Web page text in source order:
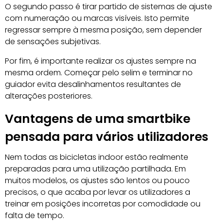
O segundo passo é tirar partido de sistemas de ajuste
com numeração ou marcas visíveis. Isto permite
regressar sempre à mesma posição, sem depender
de sensações subjetivas.
Por fim, é importante realizar os ajustes sempre na
mesma ordem. Começar pelo selim e terminar no
guiador evita desalinhamentos resultantes de
alterações posteriores.
Vantagens de uma smartbike
pensada para vários utilizadores
Nem todas as bicicletas indoor estão realmente
preparadas para uma utilização partilhada. Em
muitos modelos, os ajustes são lentos ou pouco
precisos, o que acaba por levar os utilizadores a
treinar em posições incorretas por comodidade ou
falta de tempo.